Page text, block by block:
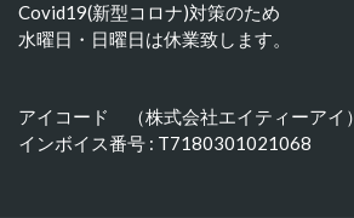
Covid19(新型コロナ)対策のため
水曜日・日曜日は休業致します。
アイコード （株式会社エイティーアイ）
インボイス番号 : T7180301021068